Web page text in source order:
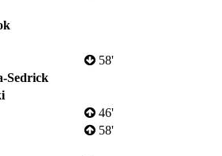
58'
Sedrick
46'
58'